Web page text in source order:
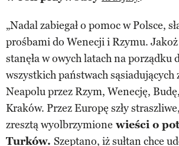
„Nadal zabiegał o pomoc w Polsce,
prośbami do Wenecji i Rzymu.
stanęła w owych latach na porządku
wszystkich państwach sąsiadujących
Neapolu przez Rzym, Wenecję,
Kraków. Przez Europę szły
zresztą wyolbrzymione wieści o
Turków. Szeptano, iż sułtan chce